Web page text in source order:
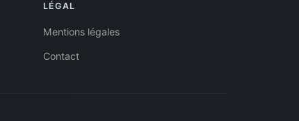
LÉGAL
Mentions légales
Contact